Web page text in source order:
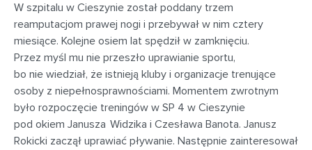
W szpitalu w Cieszynie został poddany trzem
reamputacjom prawej nogi i przebywał w nim cztery
miesiące. Kolejne osiem lat spędził w zamknięciu.
Przez myśl mu nie przeszło uprawianie sportu,
bo nie wiedział, że istnieją kluby i organizacje trenujące
osoby z niepełnosprawnościami. Momentem zwrotnym
było rozpoczęcie treningów w SP 4 w Cieszynie
pod okiem Janusza Widzika i Czesława Banota. Janusz
Rokicki zaczął uprawiać pływanie. Następnie zainteresował